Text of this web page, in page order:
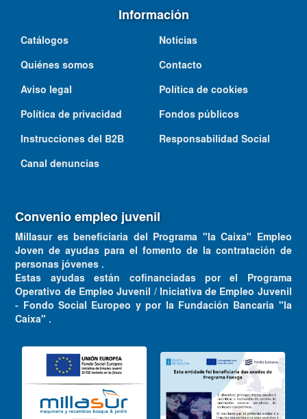
Información
Catálogos
Noticias
Quiénes somos
Contacto
Aviso legal
Política de cookies
Política de privacidad
Fondos públicos
Instrucciones del B2B
Responsabilidad Social
Canal denuncias
Convenio empleo juvenil
Millasur es beneficiaria del Programa "la Caixa" Empleo
Joven de ayudas para el fomento de la contratación de
personas jóvenes .
Estas ayudas están cofinanciadas por el Programa
Operativo de Empleo Juvenil / Iniciativa de Empleo Juvenil
- Fondo Social Europeo y por la Fundación Bancaria "la
Caixa" .